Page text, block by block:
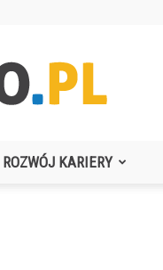
ROZWÓJ KARIERY